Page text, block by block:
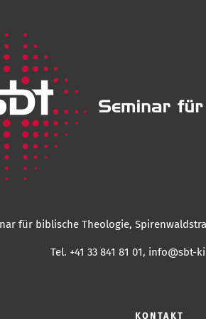
für biblische Theologie,
Tel. +41 33 841 81 01, info@sbt-
KONTAKT